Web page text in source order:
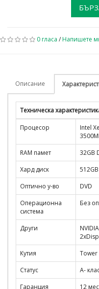
0 гласа /Напишете
Описание
Техническа
Процесор
Intel
RAM памет
32GB
Хард диск
Оптично у-во
DVD
Операционна
система
Без
Други
Кутия
Tower
Статус
A-
Гаранция
12